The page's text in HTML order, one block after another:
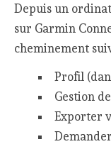
Depuis un
sur Garmin
cheminement
Profil
Gestion
Exporter